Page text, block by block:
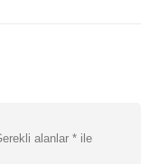
alanlar * ile